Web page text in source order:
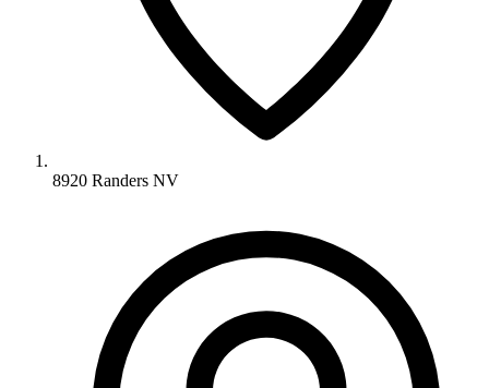
8920 Randers NV